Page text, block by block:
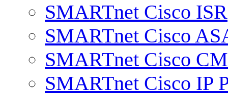
SMARTnet Cisco ISR
SMARTnet Cisco
SMARTnet Cisco
SMARTnet Cisco IP